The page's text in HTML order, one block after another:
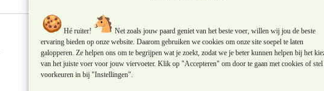
Hé ruiter!
Net zoals jouw paard geniet van het beste voer, willen wij jou de beste
ervaring bieden op onze website. Daarom gebruiken we cookies om onze site soepel te laten
galopperen. Ze helpen ons om te begrijpen wat je zoekt, zodat we je beter kunnen helpen bij het
van het juiste voer voor jouw viervoeter. Klik op "Accepteren" om door te gaan met cookies of stel
voorkeuren in bij "Instellingen".